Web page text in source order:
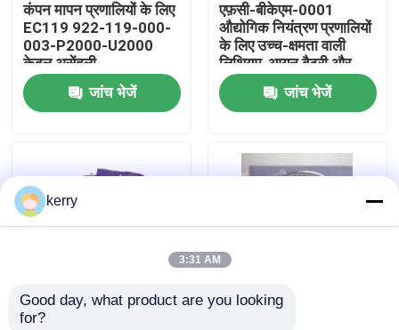
कारखाना भ्रमण
गुणवत्ता नियंत्रण
ब्लॉग
एक उद्धरण का अनुरोध करें
एबीबी 800xa
कंपन मापन प्रणालियों के लिए
EC119 922-119-000-
003-P2000-U2000
केबल असेंबली
जांच भेजें
एफ़सी-बीकेएम-0001
औद्योगिक नियंत्रण प्रणालियों
के लिए उच्च-क्षमता वाली
लिथियम-आयन बैटरी और
मैकेनिकल की स्विच के साथ
बैटरी और की स्विच मॉड्यूल
जांच भेजें
CA202 144-202-000-
kerry
3:31 AM
Good day, what product are you looking
for?